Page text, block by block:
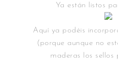
Ya están listos
Aquí ya podéis
(porque aunque no
maderas los sellos